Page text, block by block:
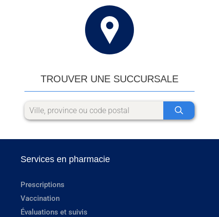
TROUVER UNE SUCCURSALE
Services en pharmacie
Prescriptions
Vaccination
Évaluations et suivis